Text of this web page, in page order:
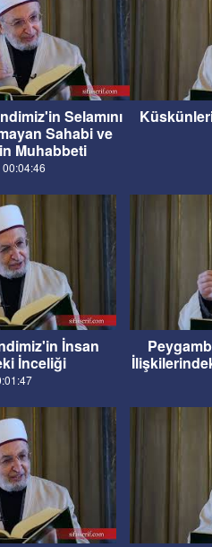
Selamını
Sahabi ve
Muhabbeti
İnsan
İnceliği